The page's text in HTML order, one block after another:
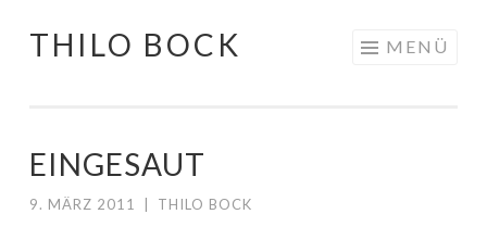
Springe
THILO BOCK MENÜ
EINGESAUT
9. MÄRZ 2011 THILO BOCK